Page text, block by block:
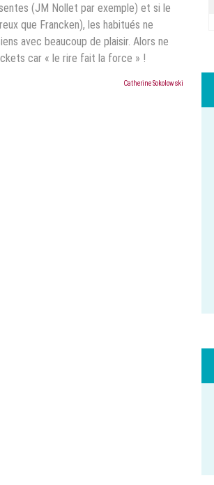
(JM Nollet par exemple) et si le
que Francken), les habitués ne
avec beaucoup de plaisir. Alors ne
car « le rire fait la force » !
Catherine Sokolowski